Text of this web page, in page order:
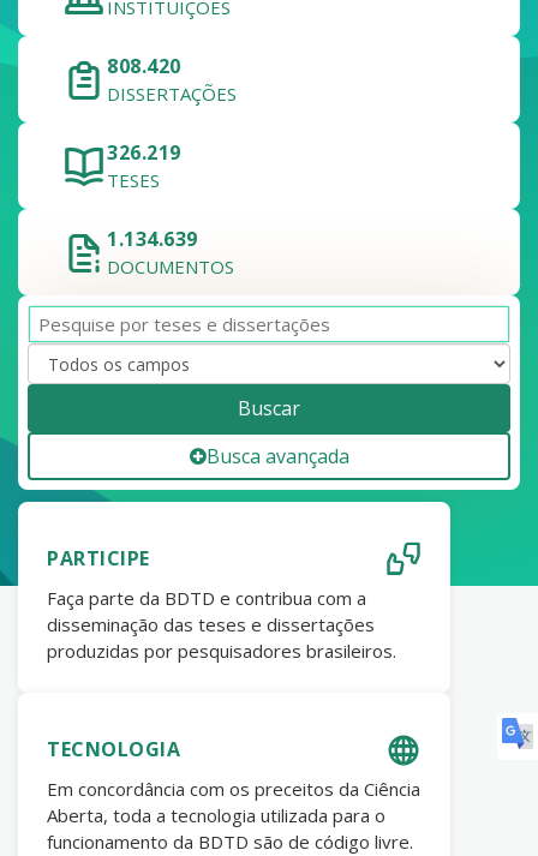
INSTITUIÇÕES
808.420
DISSERTAÇÕES
326.219
TESES
1.134.639
DOCUMENTOS
Buscar
Busca avançada
PARTICIPE
Faça parte da BDTD e contribua com a
disseminação das teses e dissertações
produzidas por pesquisadores brasileiros.
TECNOLOGIA
Em concordância com os preceitos da Ciência
Aberta, toda a tecnologia utilizada para o
funcionamento da BDTD são de código livre.